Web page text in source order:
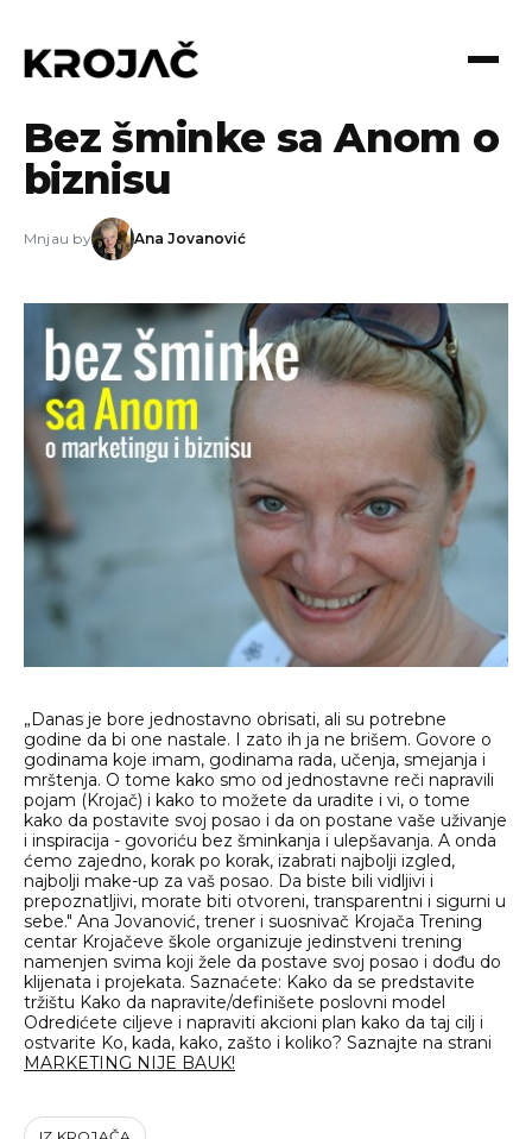
Bez šminke sa Anom o
biznisu
Mnjau by Ana Jovanović
„Danas je bore jednostavno obrisati, ali su potrebne
godine da bi one nastale. I zato ih ja ne brišem. Govore o
godinama koje imam, godinama rada, učenja, smejanja i
mrštenja. O tome kako smo od jednostavne reči napravili
pojam (Krojač) i kako to možete da uradite i vi, o tome
kako da postavite svoj posao i da on postane vaše uživanje
i inspiracija - govoriću bez šminkanja i ulepšavanja. A onda
ćemo zajedno, korak po korak, izabrati najbolji izgled,
najbolji make-up za vaš posao. Da biste bili vidljivi i
prepoznatljivi, morate biti otvoreni, transparentni i sigurni u
sebe." Ana Jovanović, trener i suosnivač Krojača Trening
centar Krojačeve škole organizuje jedinstveni trening
namenjen svima koji žele da postave svoj posao i dođu do
klijenata i projekata. Saznaćete: Kako da se predstavite
tržištu Kako da napravite/definišete poslovni model
Odredićete ciljeve i napraviti akcioni plan kako da taj cilj i
ostvarite Ko, kada, kako, zašto i koliko? Saznajte na strani
MARKETING NIJE BAUK!